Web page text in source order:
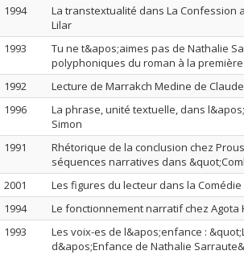
1994
La transtextualité dans La Confession
Lilar
1993
Tu ne t&apos;aimes pas de Nathalie
polyphoniques du roman à la
1992
Lecture de Marrakch Medine de
1996
La phrase, unité textuelle, dans
Simon
1991
Rhétorique de la conclusion chez
séquences narratives dans
2001
Les figures du lecteur dans la
1994
Le fonctionnement narratif chez Agota
1993
Les voix-es de l&apos;enfance :
d&apos;Enfance de Nathalie